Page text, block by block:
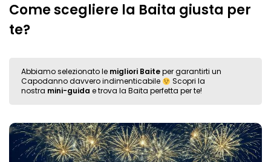
Come scegliere la Baita giusta per
te?
Abbiamo selezionato le migliori Baiteper garantirti un
Capodanno davvero indimenticabile
Scopri la
nostra mini-guida e trova la Baita perfetta per te!